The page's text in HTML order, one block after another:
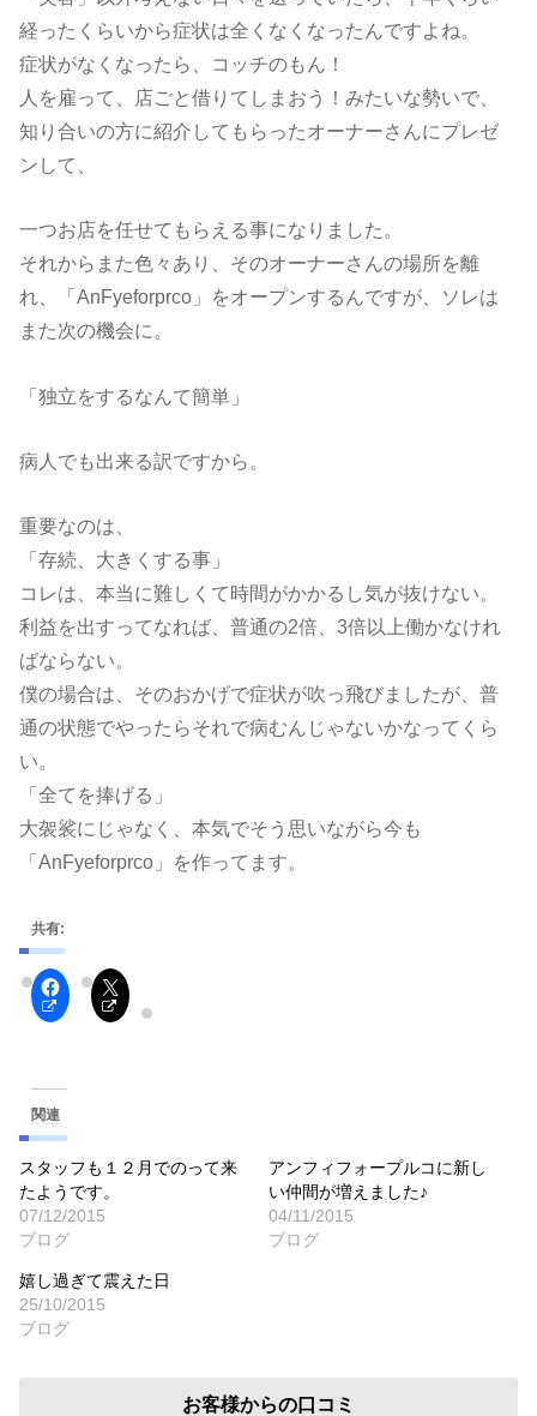
経ったくらいから症状は全くなくなったんですよね。
症状がなくなったら、コッチのもん！
人を雇って、店ごと借りてしまおう！みたいな勢いで、
知り合いの方に紹介してもらったオーナーさんにプレゼ
ンして、
一つお店を任せてもらえる事になりました。
それからまた色々あり、そのオーナーさんの場所を離
れ、「AnFyeforprco」をオープンするんですが、ソレは
また次の機会に。
「独立をするなんて簡単」
病人でも出来る訳ですから。
重要なのは、
「存続、大きくする事」
コレは、本当に難しくて時間がかかるし気が抜けない。
利益を出すってなれば、普通の2倍、3倍以上働かなけれ
ばならない。
僕の場合は、そのおかげで症状が吹っ飛びましたが、普
通の状態でやったらそれで病むんじゃないかなってくら
い。
「全てを捧げる」
大袈裟にじゃなく、本気でそう思いながら今も
「AnFyeforprco」を作ってます。
共有:
関連
スタッフも１２月でのって来
たようです。
07/12/2015
ブログ
アンフィフォープルコに新し
い仲間が増えました♪
04/11/2015
ブログ
嬉し過ぎて震えた日
25/10/2015
ブログ
お客様からの口コミ